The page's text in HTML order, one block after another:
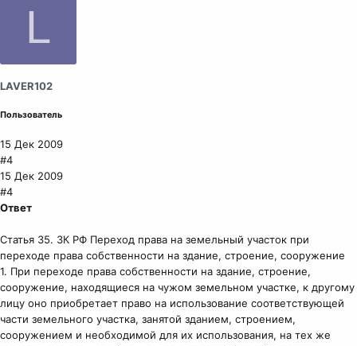
L
LAVER102
Пользователь
15 Дек 2009
#4
15 Дек 2009
#4
Ответ
Статья 35. ЗК РФ Переход права на земельный участок при
переходе права собственности на здание, строение, сооружение
1. При переходе права собственности на здание, строение,
сооружение, находящиеся на чужом земельном участке, к другому
лицу оно приобретает право на использование соответствующей
части земельного участка, занятой зданием, строением,
сооружением и необходимой для их использования, на тех же